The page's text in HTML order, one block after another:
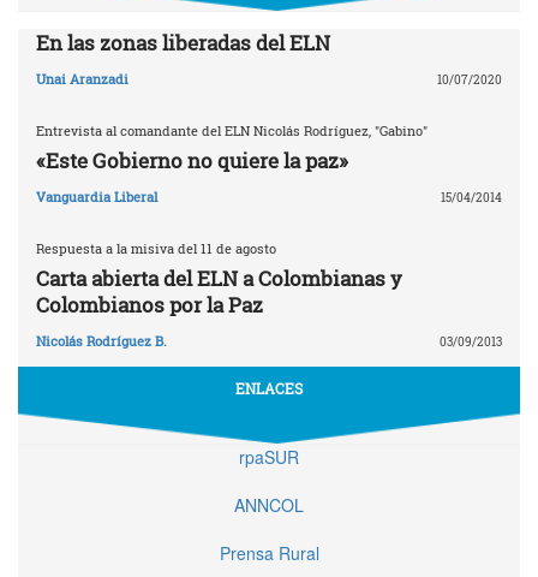
En las zonas liberadas del ELN
Unai Aranzadi 10/07/2020
Entrevista al comandante del ELN Nicolás Rodríguez, "Gabino"
«Este Gobierno no quiere la paz»
Vanguardia Liberal 15/04/2014
Respuesta a la misiva del 11 de agosto
Carta abierta del ELN a Colombianas y
Colombianos por la Paz
Nicolás Rodríguez B. 03/09/2013
ENLACES
rpaSUR
ANNCOL
Prensa Rural